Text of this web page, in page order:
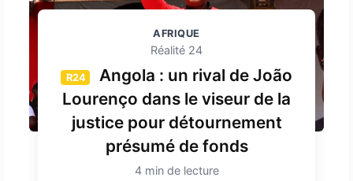
AFRIQUE
Réalité 24
R24
Angola : un rival de João
Lourenço dans le viseur de la
justice pour détournement
présumé de fonds
4 min de lecture